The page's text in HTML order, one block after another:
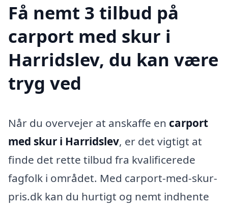
Få nemt 3 tilbud på
carport med skur i
Harridslev, du kan være
tryg ved
Når du overvejer at anskaffe en carport
med skur i Harridslev, er det vigtigt at
finde det rette tilbud fra kvalificerede
fagfolk i området. Med carport-med-skur-
pris.dk kan du hurtigt og nemt indhente